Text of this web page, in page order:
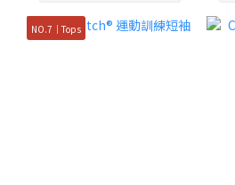
NO.7｜Tops